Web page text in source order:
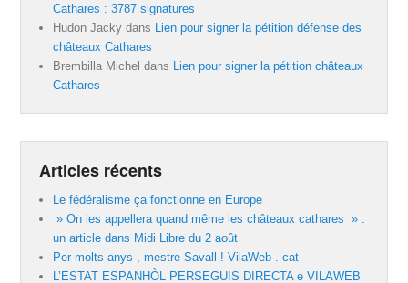
Cathares : 3787 signatures
Hudon Jacky dans
Lien pour signer la pétition défense des
châteaux Cathares
Brembilla Michel dans
Lien pour signer la pétition châteaux
Cathares
Articles récents
Le fédéralisme ça fonctionne en Europe
» On les appellera quand même les châteaux cathares » :
un article dans Midi Libre du 2 août
Per molts anys , mestre Savall ! VilaWeb . cat
L’ESTAT ESPANHÒL PERSEGUIS DIRECTA e VILAWEB